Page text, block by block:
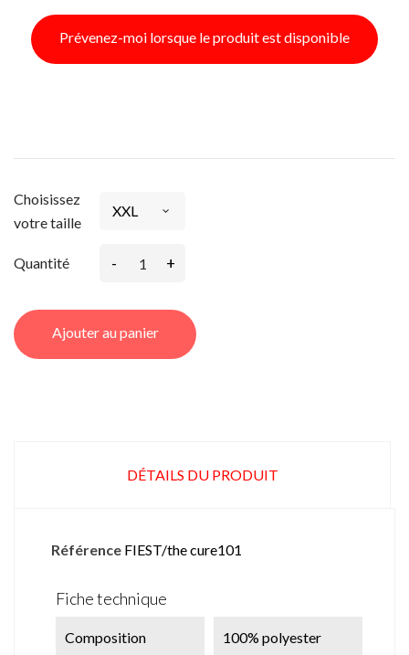
Prévenez-moi lorsque le produit est disponible
Choisissez
votre taille
Quantité - +
Ajouter au panier
DÉTAILS DU PRODUIT
Référence FIEST/the cure101
Fiche technique
Composition 100% polyester